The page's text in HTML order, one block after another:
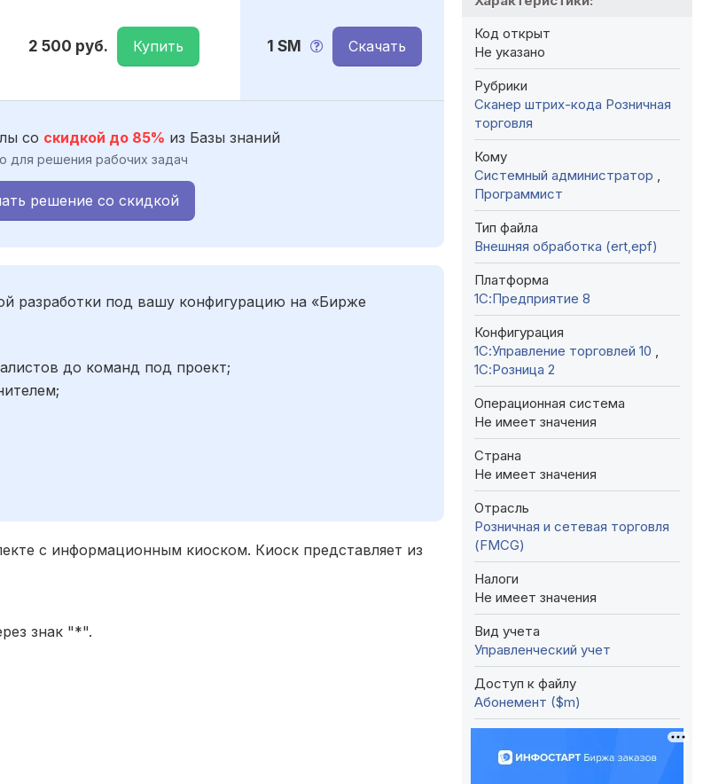
2 500 руб. Купить 1 SM Скачать
со скидкой до 85% из Базы знаний
для решения рабочих задач
решение со скидкой
разработки под вашу конфигурацию на «Бирже
до команд под проект;
с информационным киоском. Киоск представляет из
знак "*".
Код открыт
Не указано
Рубрики
Сканер штрих-кода Розничная
торговля
Кому
Системный администратор
Программист
Тип файла
Внешняя обработка (ert,epf)
Платформа
1С:Предприятие 8
Конфигурация
1С:Управление торговлей 10
1С:Розница 2
Операционная система
Не имеет значения
Страна
Не имеет значения
Отрасль
Розничная и сетевая торговля
(FMCG)
Налоги
Не имеет значения
Вид учета
Управленческий учет
Доступ к файлу
Абонемент ($m)